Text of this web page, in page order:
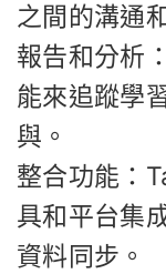
之間的溝通
報告和分析
能來追蹤學
與。
整合功能：
具和平台集
資料同步。